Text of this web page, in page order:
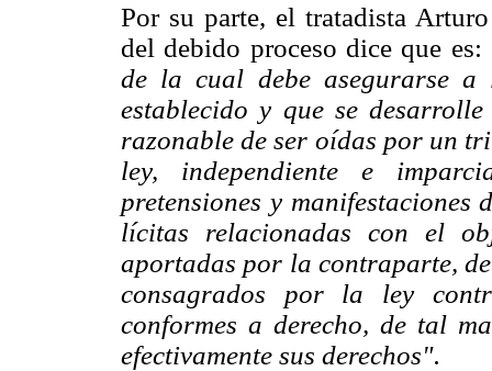
Por su parte, el tratadista
del debido proceso dice que es:
de la cual debe asegurarse a
establecido y que se
razonable de ser oídas por un
ley, independiente e
pretensiones y
lícitas relacionadas con el
aportadas por la contraparte,
consagrados por la ley
conformes a derecho, de tal
efectivamente sus derechos".